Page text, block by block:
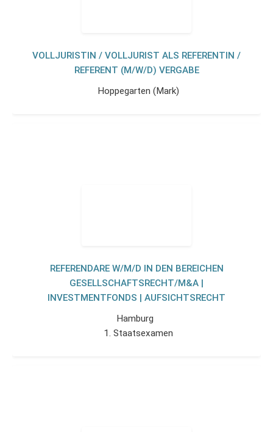
VOLLJURISTIN / VOLLJURIST ALS REFERENTIN /
REFERENT (M/W/D) VERGABE
Hoppegarten (Mark)
REFERENDARE W/M/D IN DEN BEREICHEN
GESELLSCHAFTSRECHT/M&A |
INVESTMENTFONDS | AUFSICHTSRECHT
Hamburg
1. Staatsexamen